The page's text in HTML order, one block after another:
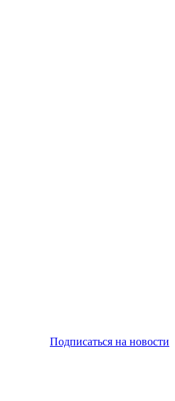
Подписаться на новости